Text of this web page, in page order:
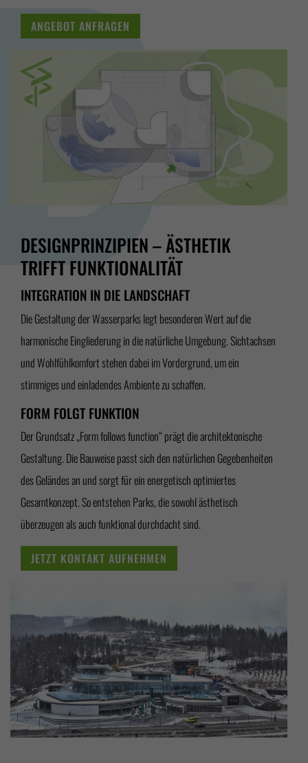
ANGEBOT ANFRAGEN
DESIGNPRINZIPIEN – ÄSTHETIK
TRIFFT FUNKTIONALITÄT
INTEGRATION IN DIE LANDSCHAFT
Die Gestaltung der Wasserparks legt besonderen Wert auf die
harmonische Eingliederung in die natürliche Umgebung. Sichtachsen
und Wohlfühlkomfort stehen dabei im Vordergrund, um ein
stimmiges und einladendes Ambiente zu schaffen.
FORM FOLGT FUNKTION
Der Grundsatz „Form follows function“ prägt die architektonische
Gestaltung. Die Bauweise passt sich den natürlichen Gegebenheiten
des Geländes an und sorgt für ein energetisch optimiertes
Gesamtkonzept. So entstehen Parks, die sowohl ästhetisch
überzeugen als auch funktional durchdacht sind.
JETZT KONTAKT AUFNEHMEN